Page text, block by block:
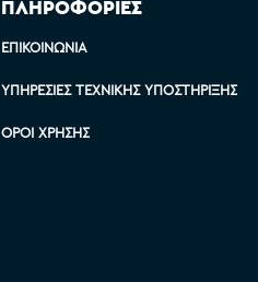
ΠΛΗΡΟΦΟΡΙΕΣ
ΕΠΙΚΟΙΝΩΝΊΑ
ΥΠΗΡΕΣΊΕΣ ΤΕΧΝΙΚΉΣ ΥΠΟΣΤΉΡΙΞΗΣ
ΌΡΟΙ ΧΡΉΣΗΣ